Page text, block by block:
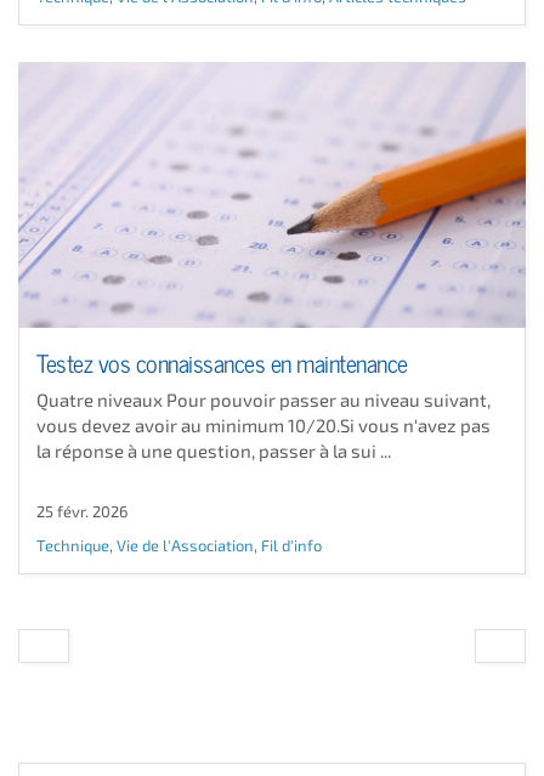
Testez vos connaissances en maintenance
Quatre niveaux Pour pouvoir passer au niveau suivant,
vous devez avoir au minimum 10/20.Si vous n'avez pas
la réponse à une question, passer à la sui ...
25 févr. 2026
Technique, Vie de l'Association, Fil d'info